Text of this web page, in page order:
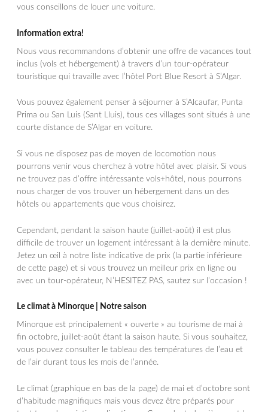
vous conseillons de louer une voiture.
Information extra!
Nous vous recommandons d’obtenir une offre de vacances tout
inclus (vols et hébergement) à travers d’un tour-opérateur
touristique qui travaille avec l’hôtel Port Blue Resort à S’Algar.
Vous pouvez également penser à séjourner à S’Alcaufar, Punta
Prima ou San Luis (Sant Lluis), tous ces villages sont situés à une
courte distance de S’Algar en voiture.
Si vous ne disposez pas de moyen de locomotion nous
pourrons venir vous cherchez à votre hôtel avec plaisir. Si vous
ne trouvez pas d’offre intéressante vols+hôtel, nous pourrons
nous charger de vos trouver un hébergement dans un des
hôtels ou appartements que vous choisirez.
Cependant, pendant la saison haute (juillet-août) il est plus
difficile de trouver un logement intéressant à la dernière minute.
Jetez un œil à notre liste indicative de prix (la partie inférieure
de cette page) et si vous trouvez un meilleur prix en ligne ou
avec un tour-opérateur, N’HESITEZ PAS, sautez sur l’occasion !
Le climat à Minorque | Notre saison
Minorque est principalement « ouverte » au tourisme de mai à
fin octobre, juillet-août étant la saison haute. Si vous souhaitez,
vous pouvez consulter le tableau des températures de l’eau et
de l’air durant tous les mois de l’année.
Le climat (graphique en bas de la page) de mai et d’octobre sont
d’habitude magnifiques mais vous devez être préparés pour